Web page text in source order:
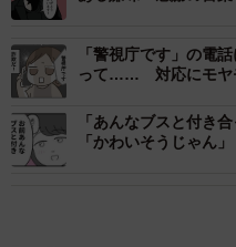
「警視庁です」の電
って…… 対応にモヤ
「あんなブスと付き
「かわいそうじゃん